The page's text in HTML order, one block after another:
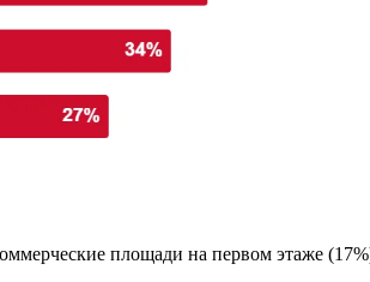
площади на первом этаже